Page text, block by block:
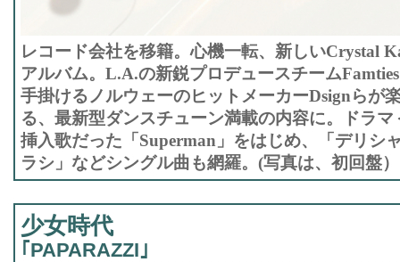
レコード会社を移籍。心機一転、新しいCrystal
アルバム。L.A.の新鋭プロデュースチーム
手掛けるノルウェーのヒットメーカーDsignらが
る、最新型ダンスチューン満載の内容に。ドラ
挿入歌だった「Superman」をはじめ、「デリシ
ラシ」などシングル曲も網羅。(写真は、初回盤）
少女時代
｢PAPARAZZI｣